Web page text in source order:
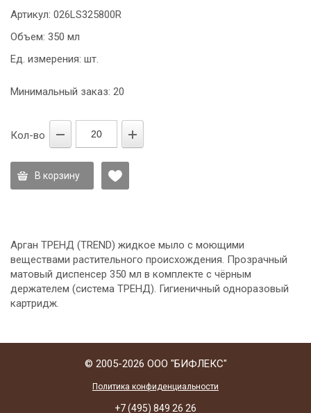
Артикул: 026LS325800R
Объем: 350 мл
Ед. измерения: шт.
Минимальный заказ: 20
Кол-во
В корзину
Арган ТРЕНД (TREND) жидкое мыло с моющими
веществами растительного происхождения. Прозрачный
матовый диспенсер 350 мл в комплекте с чёрным
держателем (система ТРЕНД). Гигиеничный одноразовый
картридж.
© 2005-2026 ООО "БИФЛЕКС"
Политика конфиденциальности
+7 (495) 849 26 26